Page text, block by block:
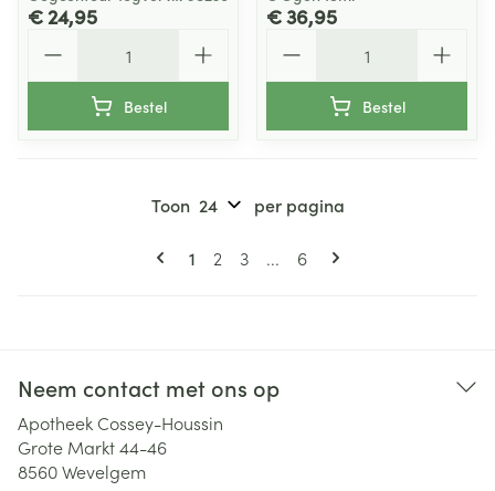
€ 24,95
Bestel
€ 36,95
Bestel
Pagina's
U lees momenteel pagina
1 Pagina
2 Pagina
3 ... Pagina
6
Toon per pagina
Neem contact met ons op
Apotheek Cossey-Houssin
Grote Markt 44-46
8560Wevelgem